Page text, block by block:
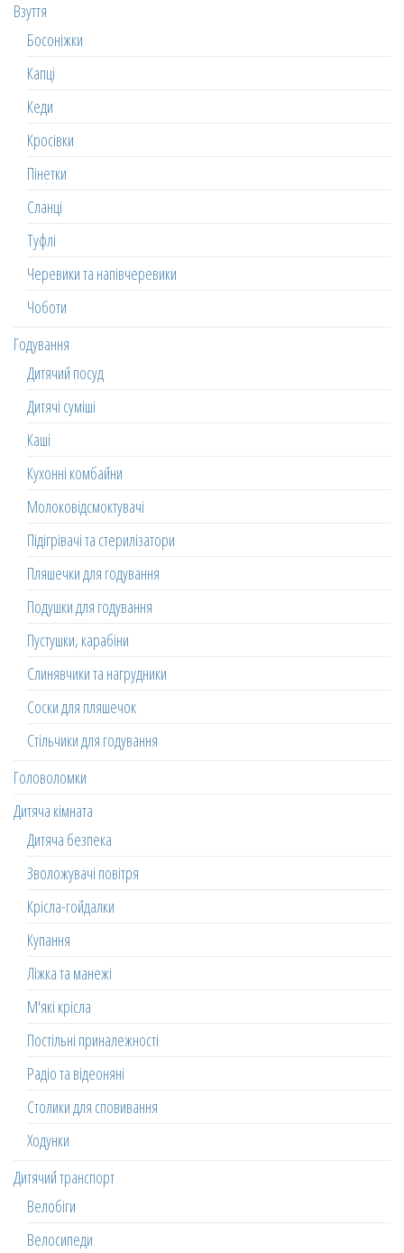
Взуття
Босоніжки
Капці
Кеди
Кросівки
Пінетки
Сланці
Туфлі
Черевики та напівчеревики
Чоботи
Годування
Дитячий посуд
Дитячі суміші
Каші
Кухонні комбайни
Молоковідсмоктувачі
Підігрівачі та стерилізатори
Пляшечки для годування
Подушки для годування
Пустушки, карабіни
Слинявчики та нагрудники
Соски для пляшечок
Стільчики для годування
Головоломки
Дитяча кімната
Дитяча безпека
Зволожувачі повітря
Крісла-гойдалки
Купання
Ліжка та манежі
М'які крісла
Постільні приналежності
Радіо та відеоняні
Столики для сповивання
Ходунки
Дитячий транспорт
Велобіги
Велосипеди